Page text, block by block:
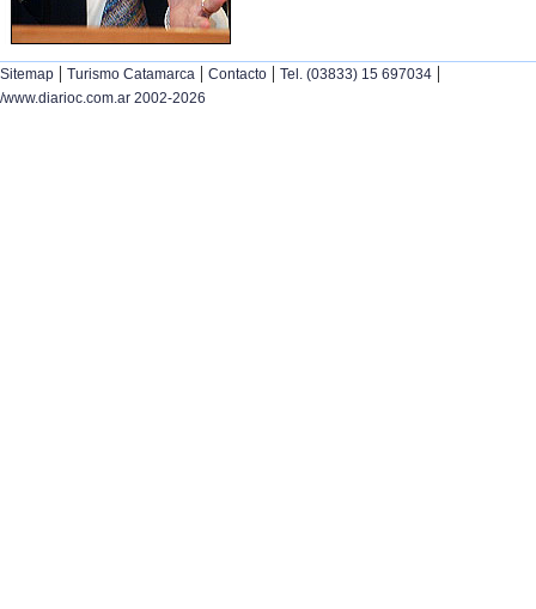
Sitemap | Turismo Catamarca | Contacto | Tel. (03833) 15 697034 |
/www.diarioc.com.ar 2002-2026